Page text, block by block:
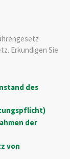
Erkundigen Sie
des
der
von